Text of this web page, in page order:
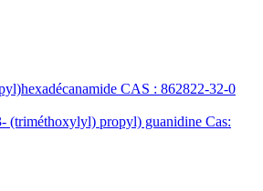
CAS : 862822-32-0
(triméthoxylyl) propyl) guanidine Cas: